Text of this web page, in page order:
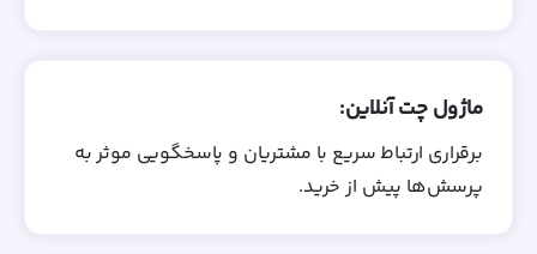
ماژول چت آنلاین:
برقراری ارتباط سریع با مشتریان و پاسخگویی موثر به
پرسش‌ها پیش از خرید.